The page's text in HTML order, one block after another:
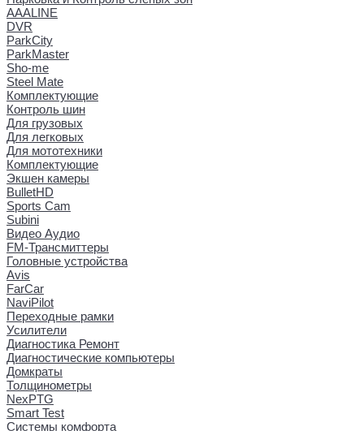
AAALINE
DVR
ParkCity
ParkMaster
Sho-me
Steel Mate
Комплектующие
Контроль шин
Для грузовых
Для легковых
Для мототехники
Комплектующие
Экшен камеры
BulletHD
Sports Cam
Subini
Видео Аудио
FM-Трансмиттеры
Головные устройства
Avis
FarCar
NaviPilot
Переходные рамки
Усилители
Диагностика Ремонт
Диагностические компьютеры
Домкраты
Толщинометры
NexPTG
Smart Test
Системы комфорта